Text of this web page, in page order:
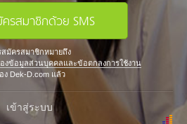
รสมาชิกด้วย SMS
สมัครสมาชิกหมายถึง
งข้อมูลส่วนบุคคลและข้อตกลงการใช้งาน
ง Dek-D.com แล้ว
เข้าสู่ระบบ